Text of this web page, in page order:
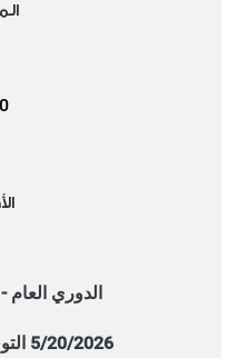
0
الدوري العام - 2025/
5/20/2026 التوقيت 8:00 PM